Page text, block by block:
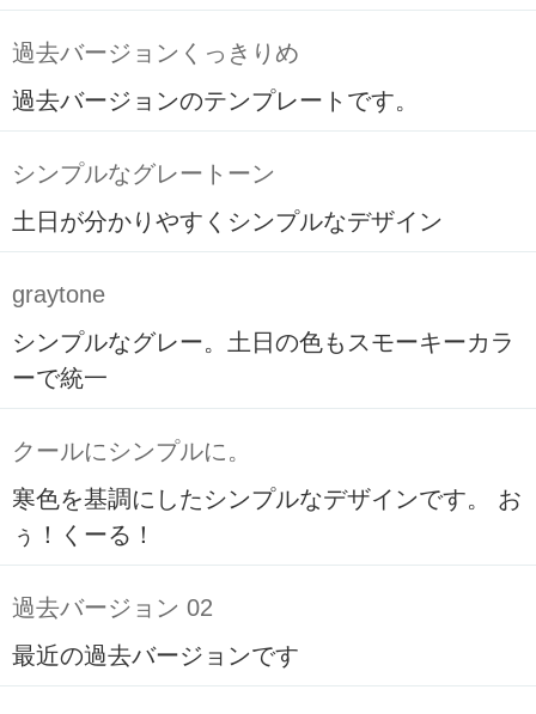
過去バージョンくっきりめ
過去バージョンのテンプレートです。
シンプルなグレートーン
土日が分かりやすくシンプルなデザイン
graytone
シンプルなグレー。土日の色もスモーキーカラ
ーで統一
クールにシンプルに。
寒色を基調にしたシンプルなデザインです。 お
ぅ！くーる！
過去バージョン 02
最近の過去バージョンです